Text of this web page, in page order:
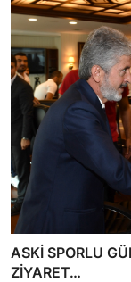
ASKİ SPORLU
ZİYARET…